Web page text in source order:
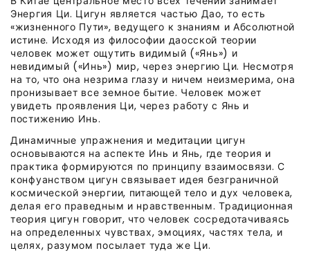
Энергия Ци. Цигун является частью Дао, то есть
«жизненного Пути», ведущего к знаниям и Абсолютной
истине. Исходя из философии даосской теории
человек может ощутить видимый («Янь») и
невидимый («Инь») мир, через энергию Ци. Несмотря
на то, что она незрима глазу и ничем неизмерима, она
пронизывает все земное бытие. Человек может
увидеть проявления Ци, через работу с Янь и
постижению Инь.
Динамичные упражнения и медитации цигун
основываются на аспекте Инь и Янь, где теория и
практика формируются по принципу взаимосвязи. С
конфуанством цигун связывает идея безграничной
космической энергии, питающей тело и дух человека,
делая его праведным и нравственным. Традиционная
теория цигун говорит, что человек сосредотачиваясь
на определенных чувствах, эмоциях, частях тела, и
целях, разумом посылает туда же Ци.